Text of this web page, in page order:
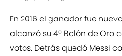
En 2016 el ganador fue
alcanzó su 4º Balón de Oro
votos. Detrás quedó Messi